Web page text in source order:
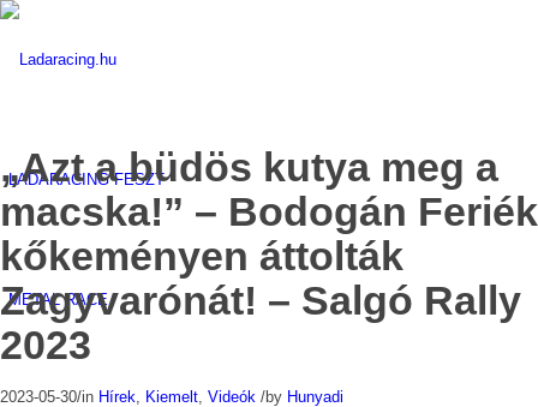
LADARACING FESZT
METAL RACE
„Azt a büdös kutya meg a
macska!” – Bodogán Feriék
kőkeményen áttolták
Zagyvarónát! – Salgó Rally
2023
2023-05-30/in Hírek, Kiemelt, Videók /by Hunyadi